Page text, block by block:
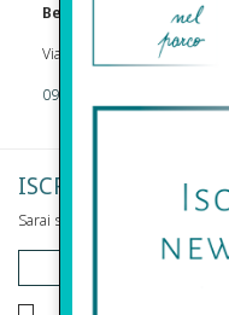
Before s.r.l.s.
Via Della Maestranza , 23
09311962373
ISCRIVITI ALLA
Sarai sempre aggiornato su